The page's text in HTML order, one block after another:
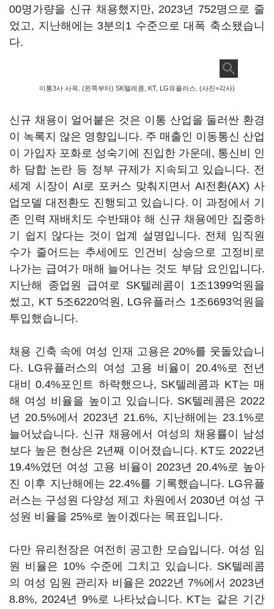
00명가량을 신규 채용했지만, 2023년 752명으로 줄
었고, 지난해에는 3분의1 수준으로 대폭 축소됐습니
다.
이통3사 사옥. (왼쪽부터) SK텔레콤, KT, LG유플러스. (사진=각사)
신규 채용이 얼어붙은 것은 이통 산업을 둘러싼 환경
이 녹록지 않은 영향입니다. 주 매출인 이동통신 산업
이 가입자 포화로 성숙기에 진입한 가운데, 통신비 인
하 담합 논란 등 정부 규제가 지속되고 있습니다. 전
세계 시장이 AI로 포커스 맞춰지면서 AI전환(AX) 사
업모델 대전환도 진행되고 있습니다. 이 과정에서 기
존 인력 재배치도 수반돼야 해 신규 채용에만 집중하
기 쉽지 않다는 것이 업계 설명입니다. 전체 임직원
수가 줄어드는 추세에도 인건비 상승으로 고정비로
나가는 급여가 매해 늘어나는 것도 부담 요인입니다.
지난해 종업원 급여로 SK텔레콤이 1조1399억원을
썼고, KT 5조6220억원, LG유플러스 1조6693억원을
투입했습니다.
채용 긴축 속에 여성 인재 고용은 20%를 웃돌았습니
다. LG유플러스의 여성 고용 비율이 20.4%로 전년
대비 0.4%포인트 하락했으나, SK텔레콤과 KT는 매
해 여성 비율을 높이고 있습니다. SK텔레콤은 2022
년 20.5%에서 2023년 21.6%, 지난해에는 23.1%로
늘어났습니다. 신규 채용에서 여성의 채용률이 남성
보다 높은 현상은 2년째 이어졌습니다. KT도 2022년
19.4%였던 여성 고용 비율이 2023년 20.4%로 높아
진 이후 지난해에는 22.4%를 기록했습니다. LG유플
러스는 구성원 다양성 제고 차원에서 2030년 여성 구
성원 비율을 25%로 높이겠다는 목표입니다.
다만 유리천장은 여전히 공고한 모습입니다. 여성 임
원 비율은 10% 수준에 그치고 있습니다. SK텔레콤
의 여성 임원 관리자 비율은 2022년 7%에서 2023년
8.8%, 2024년 9%로 나타났습니다. KT는 같은 기간